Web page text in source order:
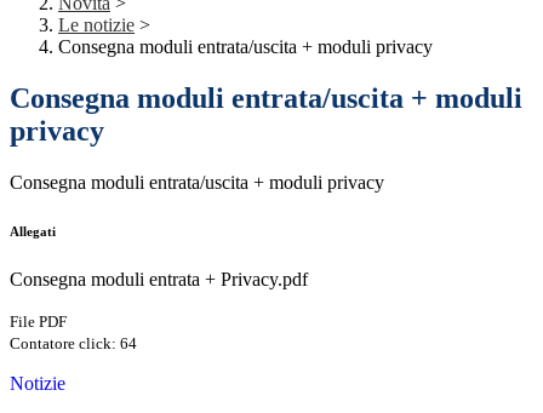
Le notizie >
Consegna moduli entrata/uscita + moduli privacy
Consegna moduli entrata/uscita + moduli
privacy
Consegna moduli entrata/uscita + moduli privacy
Allegati
Consegna moduli entrata + Privacy.pdf
File PDF
Contatore click: 64
Notizie